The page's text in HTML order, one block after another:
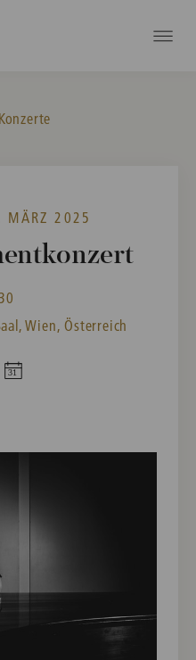
MÄRZ 2025
Wien, Österreich